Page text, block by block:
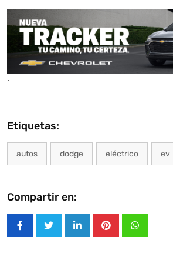
.
Etiquetas:
autos dodge eléctrico ev
Compartir en:
LinkedInPinterestWhatsapp